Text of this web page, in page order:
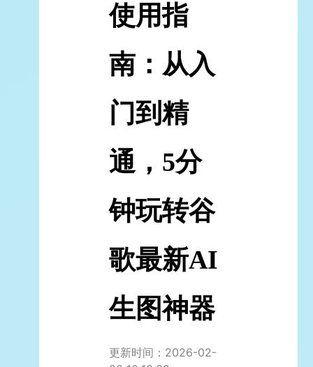
使用指
南：从入
门到精
通，5分
钟玩转谷
歌最新AI
生图神器
更新时间：2026-02-